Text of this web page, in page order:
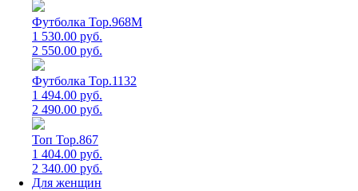
Футболка Top.968M
1 530.00 руб.
2 550.00 руб.
Футболка Top.1132
1 494.00 руб.
2 490.00 руб.
Топ Top.867
1 404.00 руб.
2 340.00 руб.
Для женщин